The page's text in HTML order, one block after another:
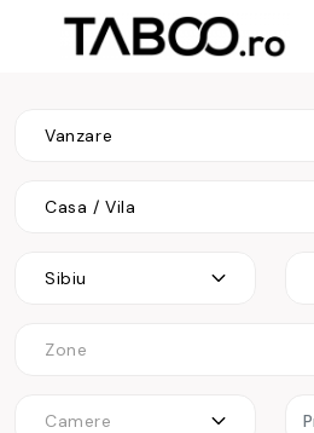
Vanzare
Casa / Vila
Sibiu
Zone
Camere